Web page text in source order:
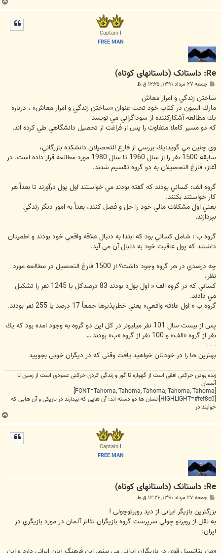
ا
Captain I
FREE MAN
Re: داستانک (داستانهای کوتاه)
پ
ت
جمعه ۲۷ مرداد ۱۳۹۱, ۱۲:۲۵ ق.ظ
ساختن زندگي و امرار معاش
مارك البيون در كتاب خود تحت عنوان «ساختن زندگي و امرار معاش» ، درباره
يك مطالعه آشكاركننده از سوداگراني مي نويسد
كه دو مسير كاملا متفاوت را پس از فراغت از تحصيل دانشگاهي طي كرده اند.
وي چنين مي گويد:يك بررسي از فارغ التحصيلان دانشكده بازرگاني،
سابقه 1500 نفر را از سال 1960 تا سال 1980 مورد مطالعه قرار داده است. در
آغاز، فارغ التحصيلان به دو گروه تقسيم شدند.
گروه الف: كساني بودند كه گفته بودند مي خواستند اول پول درآورند تا بعداً هر
كار خواستند بكنند.
يعني اول مشكلات مالي خود را حل و فصل كنند، بعداً به امور ديگر زندگي
بپردازند.
گروه ب : شامل كساني بود كه ابتدا به دنبال علاقه واقعي خود بودند و اطمينان
داشتند كه پول عاقبت خود به دنبال آن مي آيد.
چه درصدي در هر گروه وجود داشت؟ از 1500 فارغ التحصيل در مطالعه مورد
نظر،
كساني كه در گروه الف « اول پول» بودند 83 درصدكل يا 1245 نفر را تشكيل
مي دادند.
گروه ب « اول علاقه واقعي» يعني خطرپذيرها جمعاً 17 درصد يا 255 نفر بودند.
پس از بيست سال 101 نفر ميليونر در كل اين دو گروه به وجود امده بود كه يك
نفر از گروه «الف» و 100 نفر از گروه «ب» بودند …
- - -
بهترين ها را در خودتان خواهيد يافت وقتی که در ديگران خوبی بجوييد
زنده بودن حرکتی افقی است از گهواره تا گور و زندگی کردن حرکتی عمودی است از زمین تا
آسمان
[FONT=Tahoma, Tahoma, Tahoma, Tahoma, Tahoma]
[HIGHLIGHT=#fef8e0]انسان ها دو دسته اند: آن هایی که بیدارند در تاریکی و آن هایی که
خوابند در
ب
ا
Captain I
FREE MAN
Re: داستانک (داستانهای کوتاه)
پ
ت
جمعه ۲۷ مرداد ۱۳۹۱, ۱۲:۲۶ ق.ظ
بزرگترین بازیگر ایرانی از دید روبرتوچولی !‎
به نقل از روبرتو چولي سرپرست گروه بازيگران تئاتر آلمان در مورد بازيگري در
ايران: